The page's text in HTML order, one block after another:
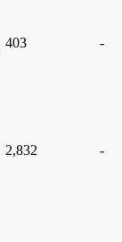
403 -
2,832 -